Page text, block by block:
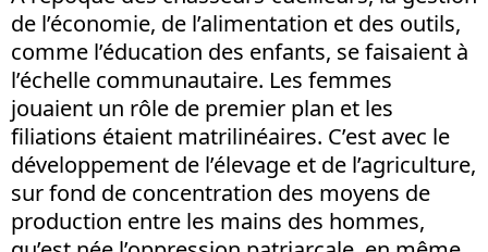
de l’économie, de l’alimentation et des outils,
comme l’éducation des enfants, se faisaient à
l’échelle communautaire. Les femmes
jouaient un rôle de premier plan et les
filiations étaient matrilinéaires. C’est avec le
développement de l’élevage et de l’agriculture,
sur fond de concentration des moyens de
production entre les mains des hommes,